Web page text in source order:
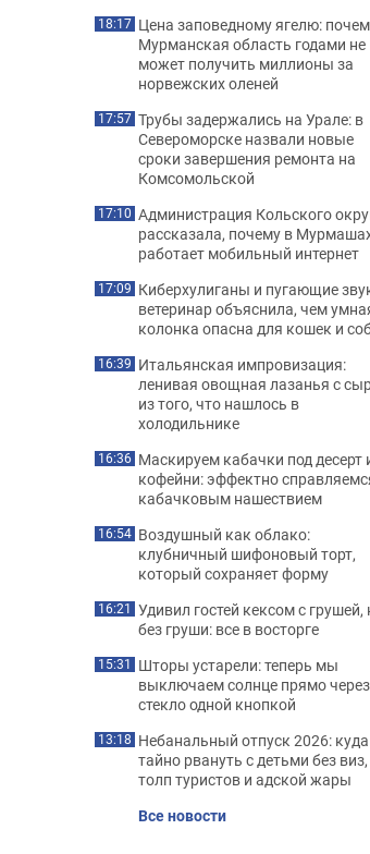
18:17 Цена заповедному ягелю:
Мурманская область годами не
может получить миллионы за
норвежских оленей
17:57 Трубы задержались на Урале: в
Североморске назвали новые
сроки завершения ремонта на
Комсомольской
17:10 Администрация Кольского
рассказала, почему в
работает мобильный интернет
17:09 Киберхулиганы и пугающие
ветеринар объяснила, чем
колонка опасна для кошек и
16:39 Итальянская импровизация:
ленивая овощная лазанья с
из того, что нашлось в
холодильнике
16:36 Маскируем кабачки под десерт
кофейни: эффектно
кабачковым нашествием
16:54 Воздушный как облако:
клубничный шифоновый торт,
который сохраняет форму
16:21 Удивил гостей кексом с грушей,
без груши: все в восторге
15:31 Шторы устарели: теперь мы
выключаем солнце прямо через
стекло одной кнопкой
13:18 Небанальный отпуск 2026: куда
тайно рвануть с детьми без виз,
толп туристов и адской жары
Все новости